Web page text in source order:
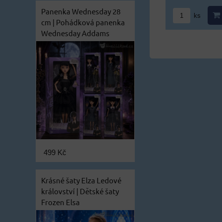
ks
Panenka Wednesday 28
cm | Pohádková panenka
Wednesday Addams
499 Kč
Krásné šaty Elza Ledové
království | Dětské šaty
Frozen Elsa